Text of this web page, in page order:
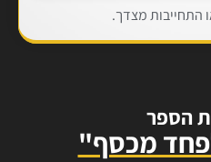
התחייבות מצדך.
הספר
מכסף"